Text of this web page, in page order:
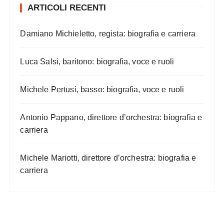
ARTICOLI RECENTI
Damiano Michieletto, regista: biografia e carriera
Luca Salsi, baritono: biografia, voce e ruoli
Michele Pertusi, basso: biografia, voce e ruoli
Antonio Pappano, direttore d’orchestra: biografia e
carriera
Michele Mariotti, direttore d’orchestra: biografia e
carriera